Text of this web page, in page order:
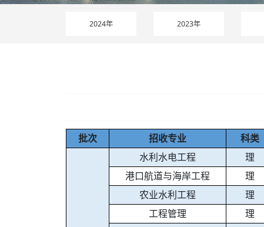
2024年 2023年
批次 招收专业 科类
水利水电工程 理
港口航道与海岸工程
理
农业水利工程
理
工程管理
理